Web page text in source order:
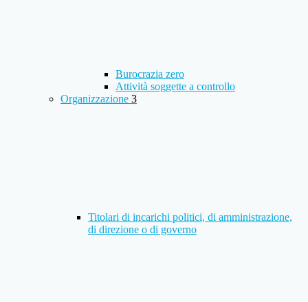
Burocrazia zero
Attività soggette a controllo
Organizzazione 3
Titolari di incarichi politici, di amministrazione,
di direzione o di governo